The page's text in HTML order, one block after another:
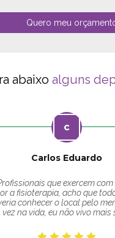
Quero meu
abaixo alguns
Carlos Eduardo
que exercem
a fisioterapia, acho que
conhecer o local pelo
vez na vida, eu não vivo mais